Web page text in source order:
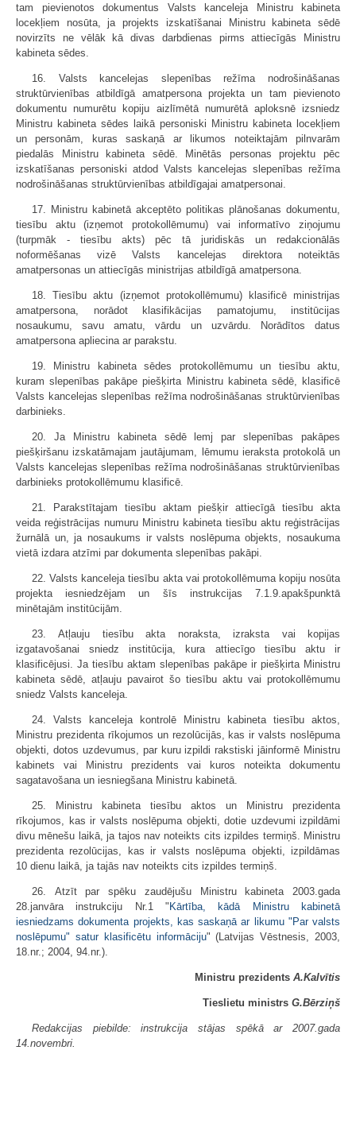
tam pievienotos dokumentus Valsts kanceleja Ministru kabineta
locekļiem nosūta, ja projekts izskatīšanai Ministru kabineta sēdē
novirzīts ne vēlāk kā divas darbdienas pirms attiecīgās Ministru
kabineta sēdes.
16. Valsts kancelejas slepenības režīma nodrošināšanas
struktūrvienības atbildīgā amatpersona projekta un tam pievienoto
dokumentu numurētu kopiju aizlīmētā numurētā aploksnē izsniedz
Ministru kabineta sēdes laikā personiski Ministru kabineta locekļiem
un personām, kuras saskaņā ar likumos noteiktajām pilnvarām
piedalās Ministru kabineta sēdē. Minētās personas projektu pēc
izskatīšanas personiski atdod Valsts kancelejas slepenības režīma
nodrošinā­šanas struktūrvienības atbildīgajai amatpersonai.
17. Ministru kabinetā akceptēto politikas plānošanas dokumentu,
tiesību aktu (izņemot protokollēmumu) vai informatīvo ziņojumu
(turpmāk - tiesību akts) pēc tā juridiskās un redakcionālās
noformēšanas vizē Valsts kancelejas direktora noteiktās
amatpersonas un attiecīgās ministrijas atbildīgā amatpersona.
18. Tiesību aktu (izņemot protokollēmumu) klasificē ministrijas
amatpersona, norādot klasifikācijas pamatojumu, institūcijas
nosaukumu, savu amatu, vārdu un uzvārdu. Norādītos datus
amatpersona apliecina ar parakstu.
19. Ministru kabineta sēdes protokollēmumu un tiesību aktu,
kuram slepenības pakāpe piešķirta Ministru kabineta sēdē, klasificē
Valsts kancelejas slepenības režīma nodrošināšanas struktūrvienības
darbinieks.
20. Ja Ministru kabineta sēdē lemj par slepenības pakāpes
piešķiršanu izskatāmajam jautājumam, lēmumu ieraksta protokolā un
Valsts kancelejas slepenības režīma nodrošināšanas struktūrvienības
darbinieks protokollēmumu klasificē.
21. Parakstītajam tiesību aktam piešķir attiecīgā tiesību akta
veida reģistrācijas numuru Ministru kabineta tiesību aktu reģistrācijas
žurnālā un, ja nosaukums ir valsts noslēpuma objekts, nosaukuma
vietā izdara atzīmi par dokumenta slepenības pakāpi.
22. Valsts kanceleja tiesību akta vai protokollēmuma kopiju nosūta
projekta iesniedzējam un šīs instrukcijas 7.1.9.apakšpunktā
minētajām institūcijām.
23. Atļauju tiesību akta noraksta, izraksta vai kopijas
izgatavošanai sniedz institūcija, kura attiecīgo tiesību aktu ir
klasificējusi. Ja tiesību aktam slepenības pakāpe ir piešķirta Ministru
kabineta sēdē, atļauju pavairot šo tiesību aktu vai protokollēmumu
sniedz Valsts kanceleja.
24. Valsts kanceleja kontrolē Ministru kabineta tiesību aktos,
Ministru prezidenta rīkojumos un rezolūcijās, kas ir valsts noslēpuma
objekti, dotos uzdevumus, par kuru izpildi rakstiski jāinformē Ministru
kabinets vai Ministru prezidents vai kuros noteikta dokumentu
sagatavošana un iesniegšana Ministru kabinetā.
25. Ministru kabineta tiesību aktos un Ministru prezidenta
rīkojumos, kas ir valsts noslēpuma objekti, dotie uzdevumi izpildāmi
divu mēnešu laikā, ja tajos nav noteikts cits izpildes termiņš. Ministru
prezidenta rezolūcijas, kas ir valsts noslēpuma objekti, izpildāmas
10 dienu laikā, ja tajās nav noteikts cits izpildes termiņš.
26. Atzīt par spēku zaudējušu Ministru kabineta 2003.gada
28.janvāra instrukciju Nr.1 " Kārtība, kādā Ministru kabinetā
iesniedzams dokumenta projekts, kas saskaņā ar likumu "Par valsts
noslēpumu" satur klasificētu informāciju" (Latvijas Vēstnesis, 2003,
18.nr.; 2004, 94.nr.).
Ministru prezidents A.Kalvītis
Tieslietu ministrs G.Bērziņš
Redakcijas piebilde: instrukcija stājas spēkā ar 2007.gada
14.novembri.